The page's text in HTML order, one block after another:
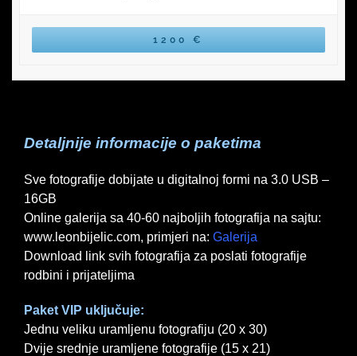
1200 €
Detaljnije informacije o paketima
Sve fotografije dobijate u digitalnoj formi na 3.0 USB –
16GB
Online galerija sa 40-60 najboljih fotografija na sajtu:
www.leonbijelic.com, primjeri na: Galerija
Download link svih fotografija za poslati fotografije
rodbini i prijateljima
Paket VIP uključuje:
Jednu veliku uramljenu fotografiju (20 x 30)
Dvije srednje uramljene fotografije (15 x 21)